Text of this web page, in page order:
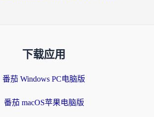
下载应用
番茄 Windows PC电脑版
番茄 macOS苹果电脑版